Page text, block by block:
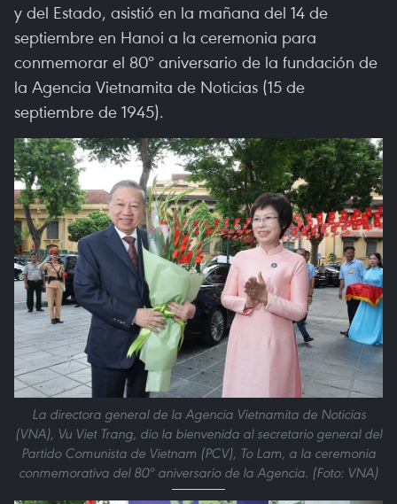
y del Estado, asistió en la mañana del 14 de
septiembre en Hanoi a la ceremonia para
conmemorar el 80º aniversario de la fundación de
la Agencia Vietnamita de Noticias (15 de
septiembre de 1945).
La directora general de la Agencia Vietnamita de Noticias
(VNA), Vu Viet Trang, dio la bienvenida al secretario general del
Partido Comunista de Vietnam (PCV), To Lam, a la ceremonia
conmemorativa del 80º aniversario de la Agencia. (Foto: VNA)